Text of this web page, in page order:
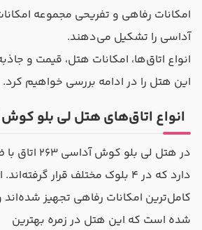
امکانات رفاهی و تفریحی مجموعه
آداسی را تشکیل می‌دهند.
انواع اتاق‌ها، امکانات هتل، قیمت و
این هتل را در ادامه بررسی خواهیم کرد.
انواع اتاق‌های هتل لی بلو
دارد که در ۴ بلوک مختلف قرار
کامل‌ترین امکانات رفاهی تجهیز
شده است که این هتل در زمره بهترین